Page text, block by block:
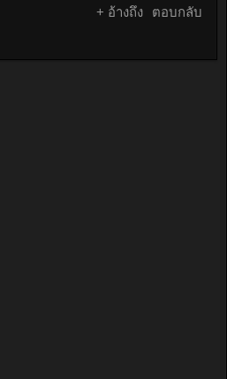
+ อ้างถึง ตอบกลับ